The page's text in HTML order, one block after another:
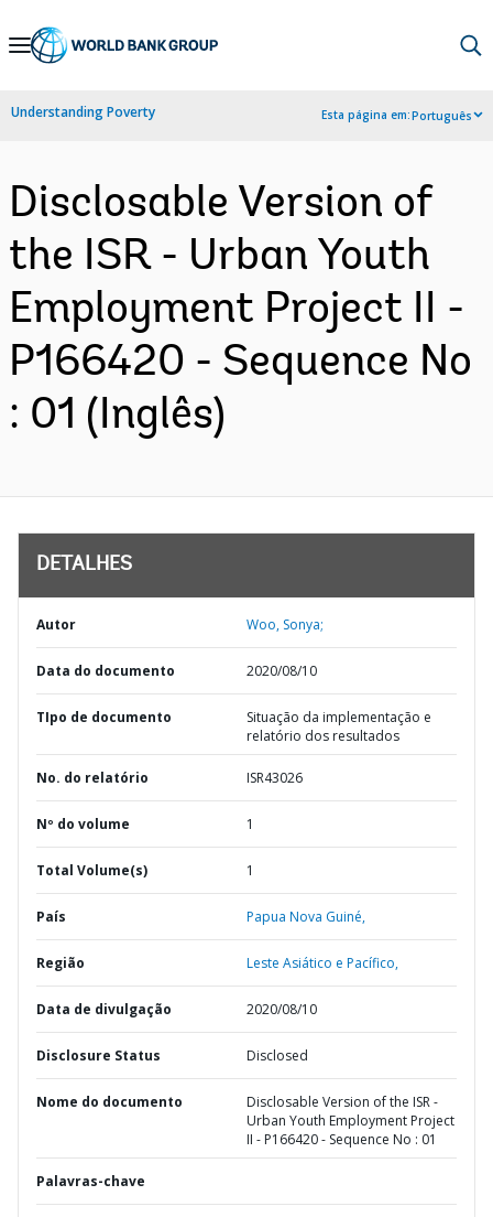
Skip
Navigation
Understanding Poverty Esta página em:Português
Disclosable Version of
the ISR - Urban Youth
Employment Project II -
P166420 - Sequence No
: 01 (Inglês)
DETALHES
Autor Woo, Sonya;
Data do documento 2020/08/10
TIpo de documento
Situação da implementação e
relatório dos resultados
No. do relatório ISR43026
Nº do volume 1
Total Volume(s) 1
País Papua Nova Guiné,
Região Leste Asiático e Pacífico,
Data de divulgação 2020/08/10
Disclosure Status Disclosed
Nome do documento
Disclosable Version of the ISR -
Urban Youth Employment Project
II - P166420 - Sequence No : 01
Palavras-chave